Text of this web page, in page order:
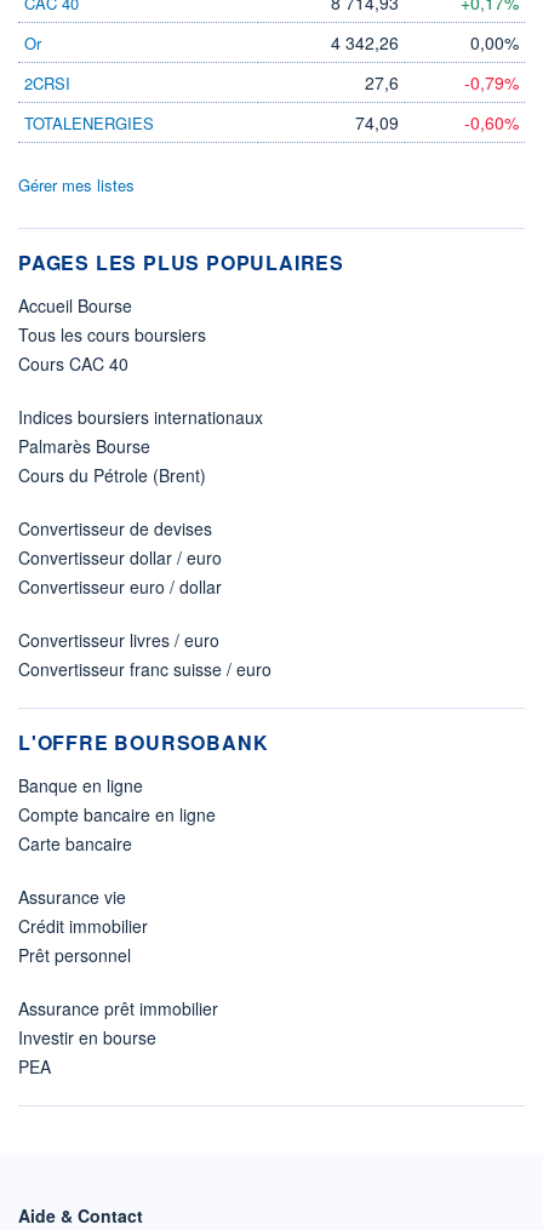
Or 4 342,26 0,00%
2CRSI 27,6 -0,79%
TOTALENERGIES 74,09 -0,60%
Gérer mes listes
PAGES LES PLUS POPULAIRES
Accueil Bourse
Tous les cours boursiers
Cours CAC 40
Indices boursiers internationaux
Palmarès Bourse
Cours du Pétrole (Brent)
Convertisseur de devises
Convertisseur dollar / euro
Convertisseur euro / dollar
Convertisseur livres / euro
Convertisseur franc suisse / euro
L'OFFRE BOURSOBANK
Banque en ligne
Compte bancaire en ligne
Carte bancaire
Assurance vie
Crédit immobilier
Prêt personnel
Assurance prêt immobilier
Investir en bourse
PEA
Aide & Contact